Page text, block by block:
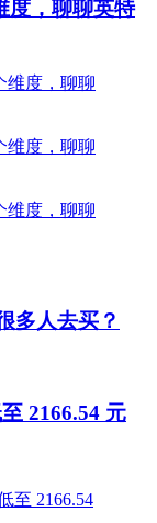
度，聊聊英特
多人去买？
2166.54 元